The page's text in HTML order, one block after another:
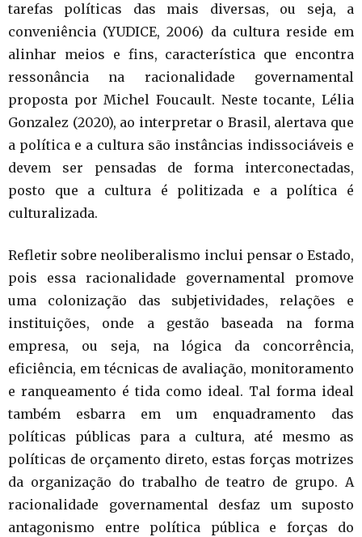
tarefas políticas das mais diversas, ou seja, a
conveniência (YUDICE, 2006) da cultura reside em
alinhar meios e fins, característica que encontra
ressonância na racionalidade governamental
proposta por Michel Foucault. Neste tocante, Lélia
Gonzalez (2020), ao interpretar o Brasil, alertava que
a política e a cultura são instâncias indissociáveis e
devem ser pensadas de forma interconectadas,
posto que a cultura é politizada e a política é
culturalizada.
Refletir sobre neoliberalismo inclui pensar o Estado,
pois essa racionalidade governamental promove
uma colonização das subjetividades, relações e
instituições, onde a gestão baseada na forma
empresa, ou seja, na lógica da concorrência,
eficiência, em técnicas de avaliação, monitoramento
e ranqueamento é tida como ideal. Tal forma ideal
também esbarra em um enquadramento das
políticas públicas para a cultura, até mesmo as
políticas de orçamento direto, estas forças motrizes
da organização do trabalho de teatro de grupo. A
racionalidade governamental desfaz um suposto
antagonismo entre política pública e forças do